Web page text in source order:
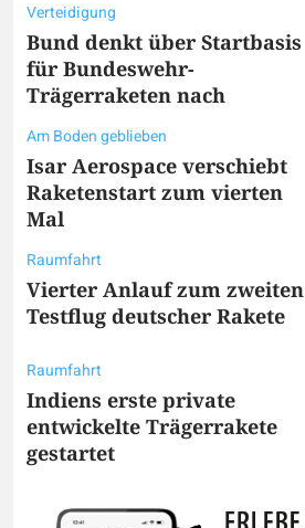
Verteidigung
Bund denkt über Startbasis
für Bundeswehr-
Trägerraketen nach
Am Boden geblieben
Isar Aerospace verschiebt
Raketenstart zum vierten
Mal
Raumfahrt
Vierter Anlauf zum zweiten
Testflug deutscher Rakete
Raumfahrt
Indiens erste private
entwickelte Trägerrakete
gestartet